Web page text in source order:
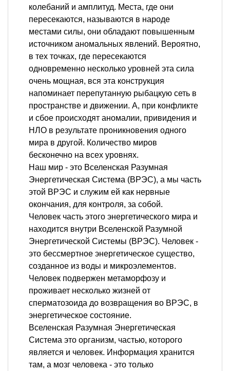
колебаний и амплитуд. Места, где они
пересекаются, называются в народе
местами силы, они обладают повышенным
источником аномальных явлений. Вероятно,
в тех точках, где пересекаются
одновременно несколько уровней эта сила
очень мощная, вся эта конструкция
напоминает перепутанную рыбацкую сеть в
пространстве и движении. А, при конфликте
и сбое происходят аномалии, привидения и
НЛО в результате проникновения одного
мира в другой. Количество миров
бесконечно на всех уровнях.
Наш мир - это Вселенская Разумная
Энергетическая Система (ВРЭС), а мы часть
этой ВРЭС и служим ей как нервные
окончания, для контроля, за собой.
Человек часть этого энергетического мира и
находится внутри Вселенской Разумной
Энергетической Системы (ВРЭС). Человек -
это бессмертное энергетическое существо,
созданное из воды и микроэлементов.
Человек подвержен метаморфозу и
проживает несколько жизней от
сперматозоида до возвращения во ВРЭС, в
энергетическое состояние.
Вселенская Разумная Энергетическая
Система это организм, частью, которого
является и человек. Информация хранится
там, а мозг человека - это только